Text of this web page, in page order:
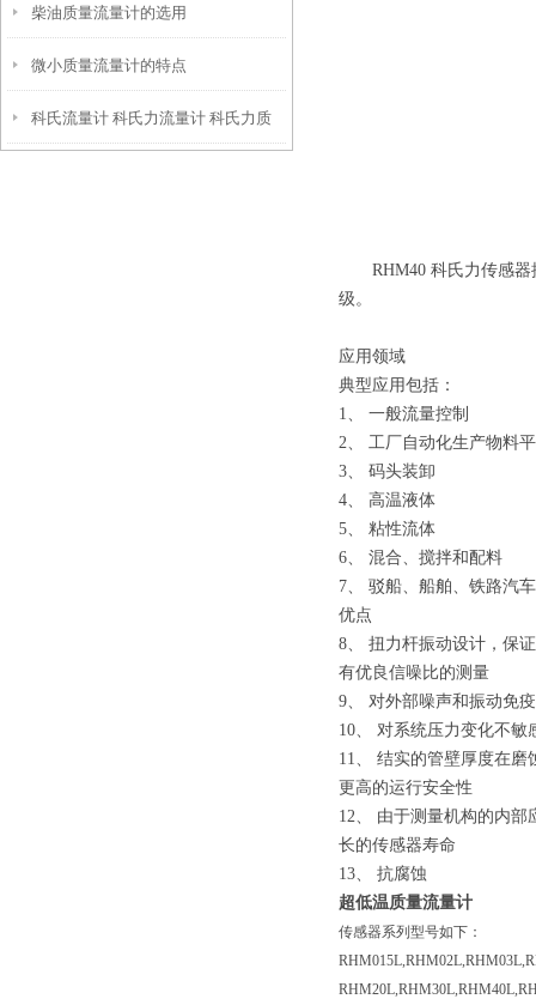
柴油质量流量计的选用
微小质量流量计的特点
科氏流量计 科氏力流量计 科氏力质
RHM40 科氏力传感器
级。
应用领域
典型应用包括：
1、 一般流量控制
2、 工厂自动化生产物料
3、 码头装卸
4、 高温液体
5、 粘性流体
6、 混合、搅拌和配料
7、 驳船、船舶、铁路汽
优点
8、 扭力杆振动设计，保
有优良信噪比的测量
9、 对外部噪声和振动免疫
10、 对系统压力变化不敏
11、 结实的管壁厚度在磨
更高的运行安全性
12、 由于测量机构的内部
长的传感器寿命
13、 抗腐蚀
超低温质量流量计
传感器系列型号如下：